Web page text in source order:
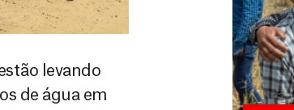
levando
de água em
Você
maneiras,
valor que